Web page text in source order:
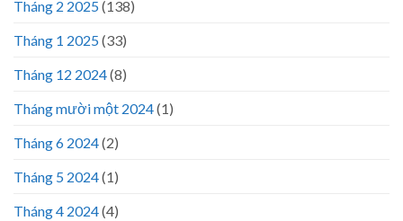
Tháng 2 2025(138)
Tháng 1 2025(33)
Tháng 12 2024(8)
Tháng mười một 2024(1)
Tháng 6 2024(2)
Tháng 5 2024(1)
Tháng 4 2024(4)